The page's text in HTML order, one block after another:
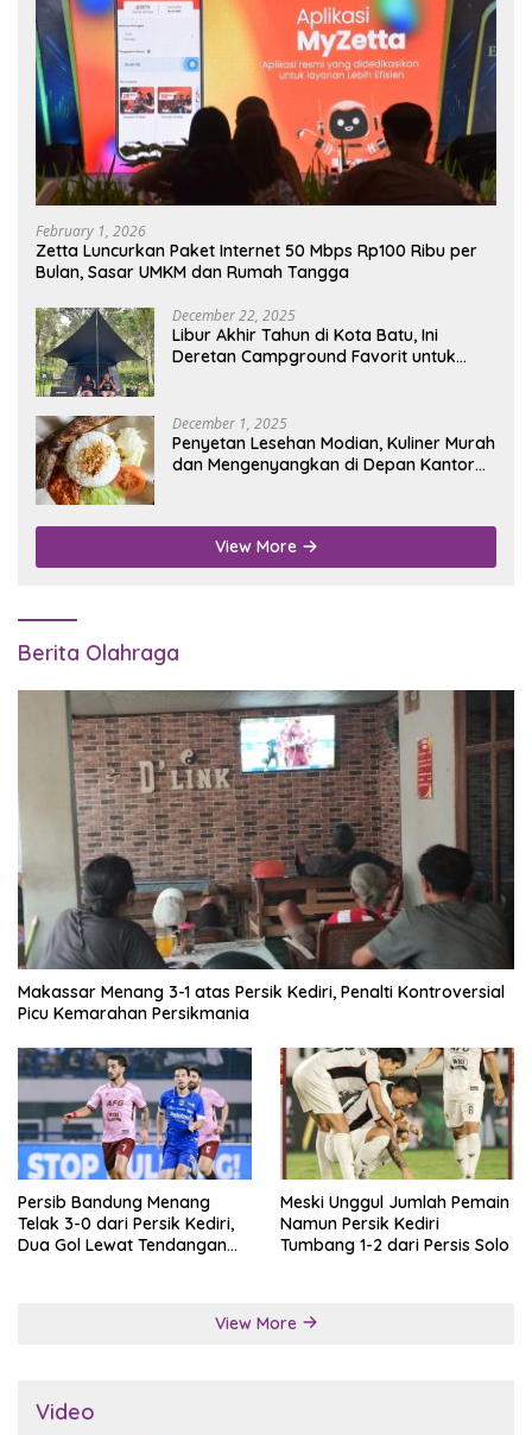
February 1, 2026
Zetta Luncurkan Paket Internet 50 Mbps Rp100 Ribu per
Bulan, Sasar UMKM dan Rumah Tangga
December 22, 2025
Libur Akhir Tahun di Kota Batu, Ini
Deretan Campground Favorit untuk
December 1, 2025
Penyetan Lesehan Modian, Kuliner Murah
dan Mengenyangkan di Depan Kantor
View More
Berita Olahraga
Makassar Menang 3-1 atas Persik Kediri, Penalti Kontroversial
Picu Kemarahan Persikmania
Persib Bandung Menang
Telak 3-0 dari Persik Kediri,
Dua Gol Lewat Tendangan
Meski Unggul Jumlah Pemain
Namun Persik Kediri
Tumbang 1-2 dari Persis Solo
View More
Video